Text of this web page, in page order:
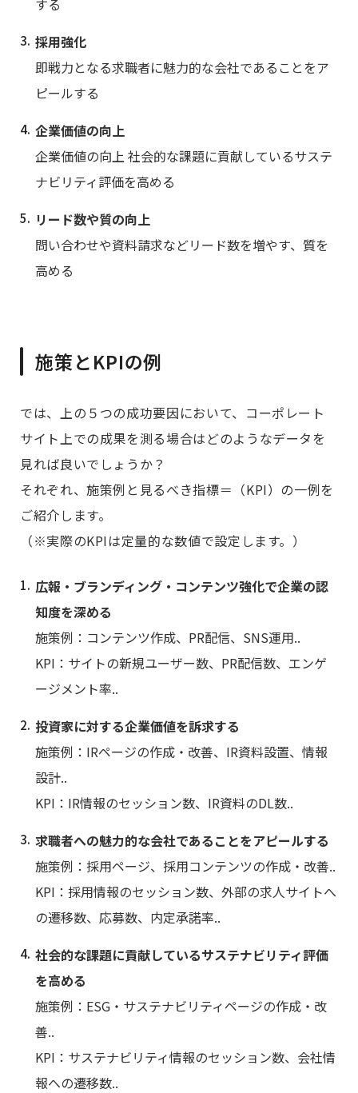
採用強化
即戦力となる求職者に魅力的な会社であることをア
ピールする
企業価値の向上
企業価値の向上 社会的な課題に貢献しているサステ
ナビリティ評価を高める
リード数や質の向上
問い合わせや資料請求などリード数を増やす、質を
高める
施策とKPIの例
では、上の５つの成功要因において、コーポレート
サイト上での成果を測る場合はどのようなデータを
見れば良いでしょうか？
それぞれ、施策例と見るべき指標＝（KPI）の一例を
ご紹介します。
（※実際のKPIは定量的な数値で設定します。）
広報・ブランディング・コンテンツ強化で企業の認
知度を深める
施策例：コンテンツ作成、PR配信、SNS運用..
KPI：サイトの新規ユーザー数、PR配信数、エンゲ
ージメント率..
投資家に対する企業価値を訴求する
施策例：IRページの作成・改善、IR資料設置、情報
設計..
KPI：IR情報のセッション数、IR資料のDL数..
求職者への魅力的な会社であることをアピールする
施策例：採用ページ、採用コンテンツの作成・改善..
KPI：採用情報のセッション数、外部の求人サイトへ
の遷移数、応募数、内定承諾率..
社会的な課題に貢献しているサステナビリティ評価
を高める
施策例：ESG・サステナビリティページの作成・改
善..
KPI：サステナビリティ情報のセッション数、会社情
報への遷移数..